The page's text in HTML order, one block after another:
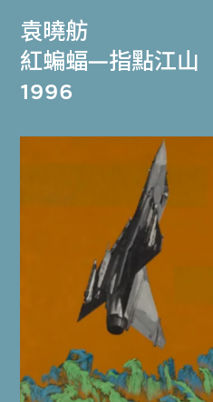
袁曉舫
紅蝙蝠—指點江山
1996